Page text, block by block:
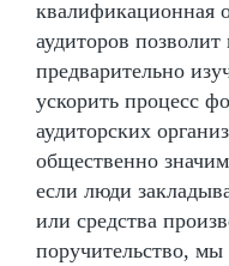
квалификационная
аудиторов позволит
предварительно
ускорить процесс
аудиторских
общественно
если люди
или средства
поручительство, мы